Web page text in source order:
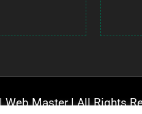
|Web Master| All Rights